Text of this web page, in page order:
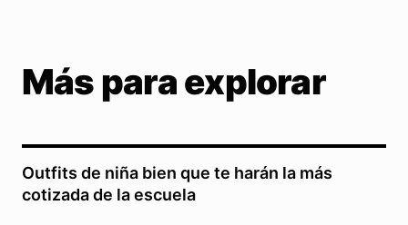
Más para explorar
Outfits de niña bien que te harán la más
cotizada de la escuela